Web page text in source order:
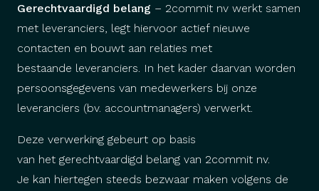
Gerechtvaardigd belang – 2commit nv werkt samen
met leveranciers, legt hiervoor actief nieuwe
contacten en bouwt aan relaties met
bestaande leveranciers. In het kader daarvan worden
persoonsgegevens van medewerkers bij onze
leveranciers (bv. accountmanagers) verwerkt.
Deze verwerking gebeurt op basis
van het gerechtvaardigd belang van 2commit nv.
Je kan hiertegen steeds bezwaar maken volgens de